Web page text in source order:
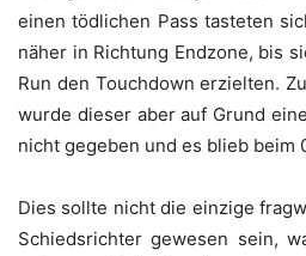
einen tödlichen Pass tasteten
näher in Richtung Endzone, bis
Run den Touchdown erzielten.
wurde dieser aber auf Grund
nicht gegeben und es blieb beim
Dies sollte nicht die einzige
Schiedsrichter gewesen sein,